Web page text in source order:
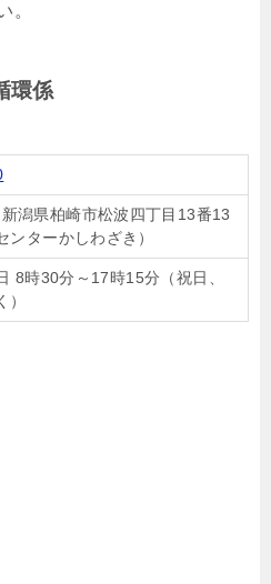
。
環係
潟県柏崎市松波四丁目13番13
ンターかしわざき）
8時30分～17時15分（祝日、